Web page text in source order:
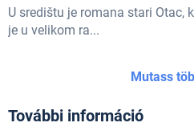
U središtu je romana stari Otac,
je u velikom ra...
Mutass
További információ